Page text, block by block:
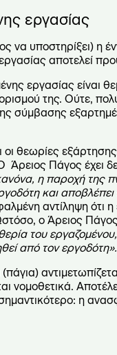
εργασίας
υποστηρίξει) η
αποτελεί
εργασίας
της. Ούτε,
σύμβασης
οι θεωρίες
Πάγος έχει
η παροχή της
και
αντίληψη ότι
ο Άρειος
του
από τον εργοδότη».
νομοθετικά.
η